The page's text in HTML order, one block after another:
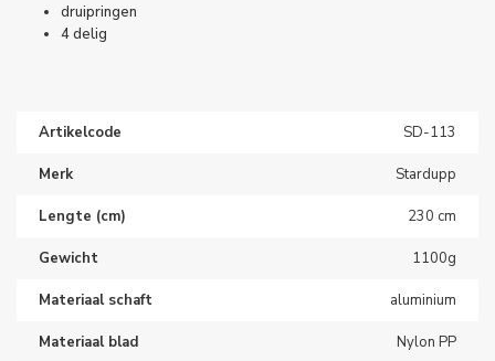
druipringen
4 delig
Artikelcode SD-113
Merk Stardupp
Lengte (cm) 230 cm
Gewicht 1100g
Materiaal schaft aluminium
Materiaal blad Nylon PP